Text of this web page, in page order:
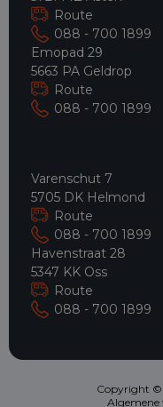
Route
088 - 700 1899
Emopad 29
5663 PA Geldrop
Route
088 - 700 1899
Varenschut 7
5705 DK Helmond
Route
088 - 700 1899
Havenstraat 28
5347 KK Oss
Route
088 - 700 1899
Copyright ©
Algemene